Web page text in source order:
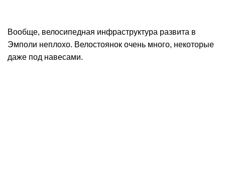
Вообще, велосипедная инфраструктура развита в
Эмполи неплохо. Велостоянок очень много, некоторые
даже под навесами.